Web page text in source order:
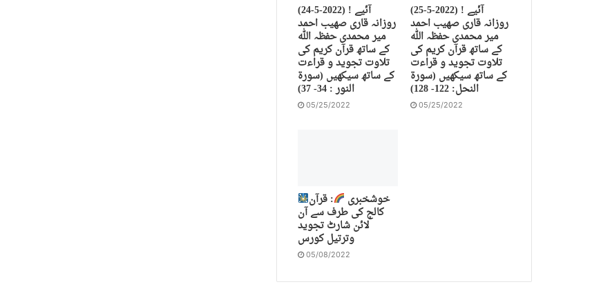
(24-5-2022) آئیے !
روزانہ قاری صهیب احمد
میر محمدی حفظہ اللہ
کے ساتھ قرآن کریم کی
تلاوت تجوید و قراءت
کے ساتھ سیکھیں (سورة
النور : 34- 37)
05/25/2022
(25-5-2022) آئیے !
روزانہ قاری صهیب احمد
میر محمدی حفظہ اللہ
کے ساتھ قرآن کریم کی
تلاوت تجوید و قراءت
کے ساتھ سیکھیں (سورة
النحل: 122- 128)
05/25/2022
خوشخبری : قرآن
کالج کی طرف سے آن
لائن شارٹ تجوید
وترتیل کورس
05/08/2022